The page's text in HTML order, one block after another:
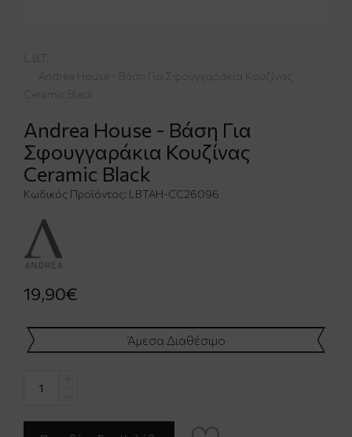
L.B.T.
Andrea House - Βάση Για Σφουγγαράκια Κουζίνας
Ceramic Black
Andrea House - Βάση Για
Σφουγγαράκια Κουζίνας
Ceramic Black
Κωδικός Προϊόντος: LBTAH-CC26096
19,90€
Άμεσα Διαθέσιμο